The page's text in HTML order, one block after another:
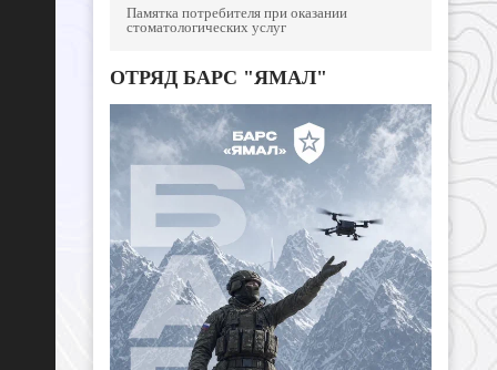
Памятка потребителя при оказании
стоматологических услуг
ОТРЯД БАРС "ЯМАЛ"